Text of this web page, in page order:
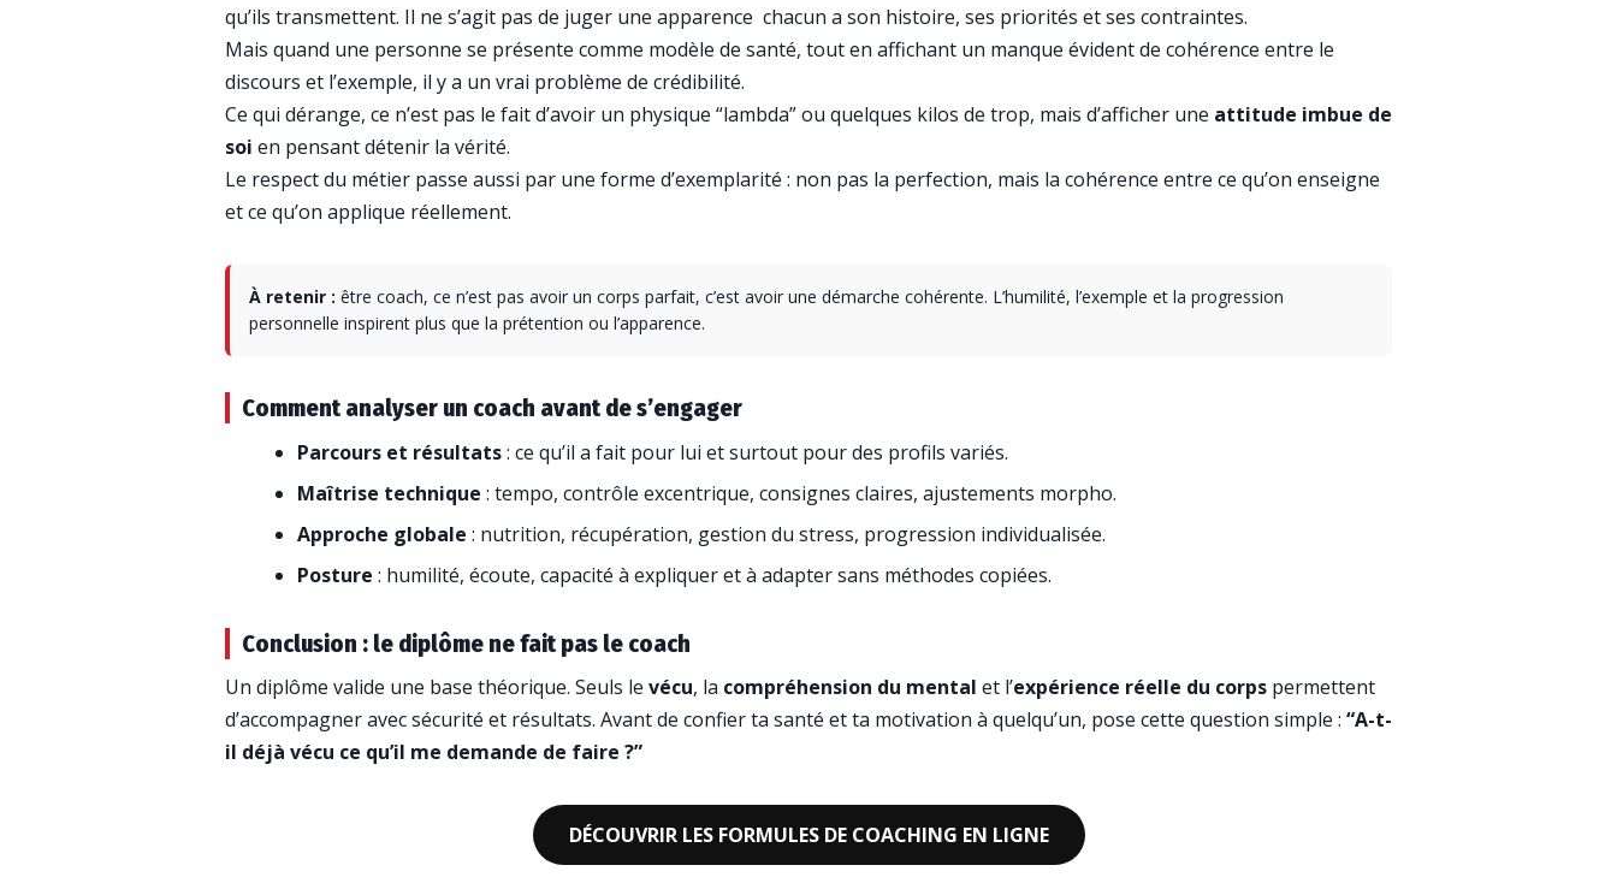
qu’ils transmettent. Il ne s’agit pas de juger une apparence chacun a son histoire, ses priorités et ses contraintes.
Mais quand une personne se présente comme modèle de santé, tout en affichant un manque évident de cohérence entre le
discours et l’exemple, il y a un vrai problème de crédibilité.
Ce qui dérange, ce n’est pas le fait d’avoir un physique “lambda” ou quelques kilos de trop, mais d’afficher une attitude imbue de
soi en pensant détenir la vérité.
Le respect du métier passe aussi par une forme d’exemplarité : non pas la perfection, mais la cohérence entre ce qu’on enseigne
et ce qu’on applique réellement.
À retenir : être coach, ce n’est pas avoir un corps parfait, c’est avoir une démarche cohérente. L’humilité, l’exemple et la progression
personnelle inspirent plus que la prétention ou l’apparence.
Comment analyser un coach avant de s’engager
Parcours et résultats: ce qu’il a fait pour lui et surtout pour des profils variés.
Maîtrise technique : tempo, contrôle excentrique, consignes claires, ajustements morpho.
Approche globale : nutrition, récupération, gestion du stress, progression individualisée.
Posture : humilité, écoute, capacité à expliquer et à adapter sans méthodes copiées.
Conclusion : le diplôme ne fait pas le coach
Un diplôme valide une base théorique. Seuls le vécu, la compréhension du mental et l’expérience réelle du corps permettent
d’accompagner avec sécurité et résultats. Avant de confier ta santé et ta motivation à quelqu’un, pose cette question simple : “A-t-
il déjà vécu ce qu’il me demande de faire ?”
DÉCOUVRIR LES FORMULES DE COACHING EN LIGNE